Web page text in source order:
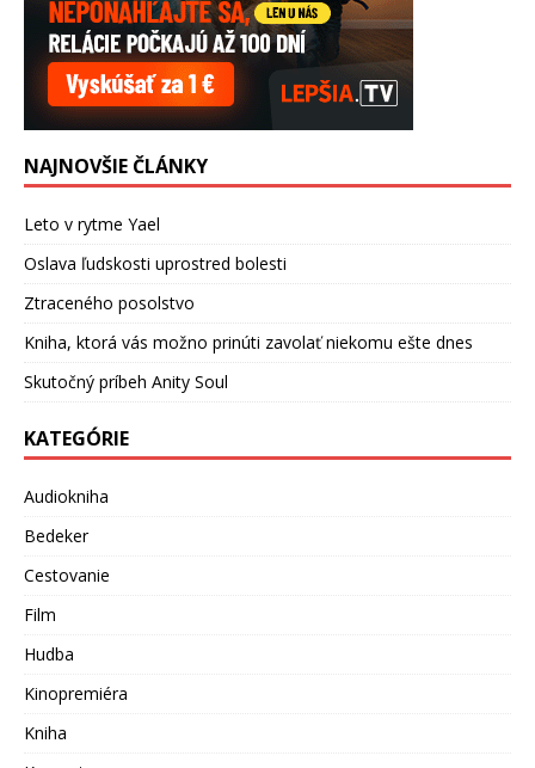
NAJNOVŠIE ČLÁNKY
Leto v rytme Yael
Oslava ľudskosti uprostred bolesti
Ztraceného posolstvo
Kniha, ktorá vás možno prinúti zavolať niekomu ešte dnes
Skutočný príbeh Anity Soul
KATEGÓRIE
Audiokniha
Bedeker
Cestovanie
Film
Hudba
Kinopremiéra
Kniha